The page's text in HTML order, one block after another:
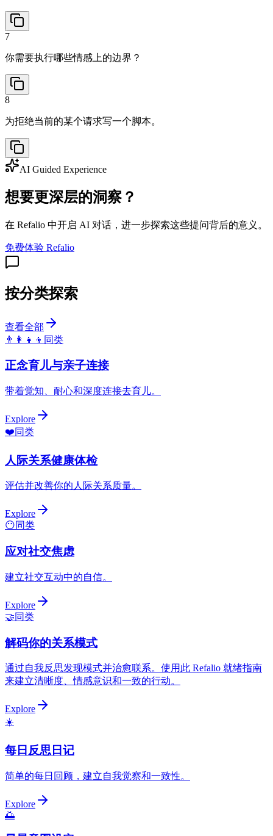
7
你需要执行哪些情感上的边界？
8
为拒绝当前的某个请求写一个脚本。
AI Guided Experience
想要更深层的洞察？
在 Refalio 中开启 AI 对话，进一步探索这些提问背后的意义。
免费体验 Refalio
按分类探索
查看全部
👨‍👩‍👧‍👦 同类
正念育儿与亲子连接
带着觉知、耐心和深度连接去育儿。
Explore
❤️同类
人际关系健康体检
评估并改善你的人际关系质量。
Explore
😶同类
应对社交焦虑
建立社交互动中的自信。
Explore
🤝同类
解码你的关系模式
通过自我反思发现模式并治愈联系。使用此 Refalio 就绪指南
来建立清晰度、情感意识和一致的行动。
Explore
☀️
每日反思日记
简单的每日回顾，建立自我觉察和一致性。
Explore
🌅